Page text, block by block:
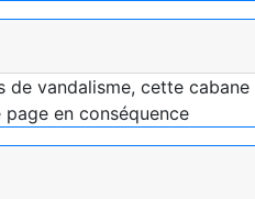
vandalisme, cette
en conséquence